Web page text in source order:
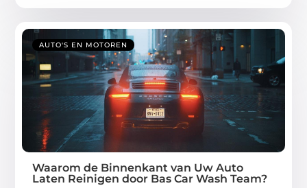
AUTO'S EN MOTOREN
Waarom de Binnenkant van Uw Auto
Laten Reinigen door Bas Car Wash Team?